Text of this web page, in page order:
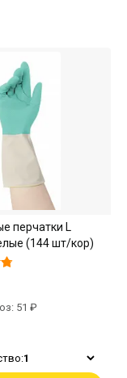
перчатки L
(144 шт/кор)
51 ₽
1